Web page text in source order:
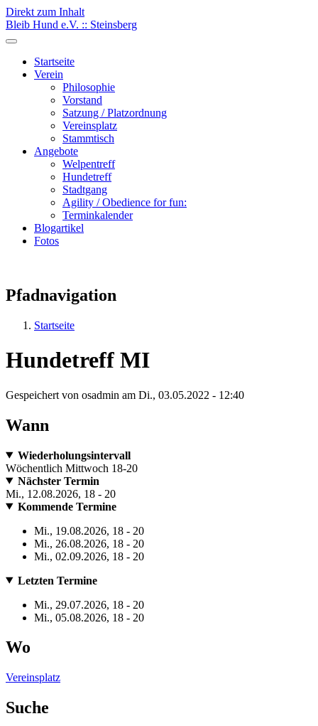
Direkt zum Inhalt
Bleib Hund e.V. :: Steinsberg
Startseite
Verein
Philosophie
Vorstand
Satzung / Platzordnung
Vereinsplatz
Stammtisch
Angebote
Welpentreff
Hundetreff
Stadtgang
Agility / Obedience for fun:
Terminkalender
Blogartikel
Fotos
Pfadnavigation
Startseite
Hundetreff MI
Gespeichert von osadmin am Di., 03.05.2022 - 12:40
Wann
Wiederholungsintervall
Wöchentlich Mittwoch 18-20
Nächster Termin
Mi., 12.08.2026, 18 - 20
Kommende Termine
Mi., 19.08.2026, 18 - 20
Mi., 26.08.2026, 18 - 20
Mi., 02.09.2026, 18 - 20
Letzten Termine
Mi., 29.07.2026, 18 - 20
Mi., 05.08.2026, 18 - 20
Wo
Vereinsplatz
Suche